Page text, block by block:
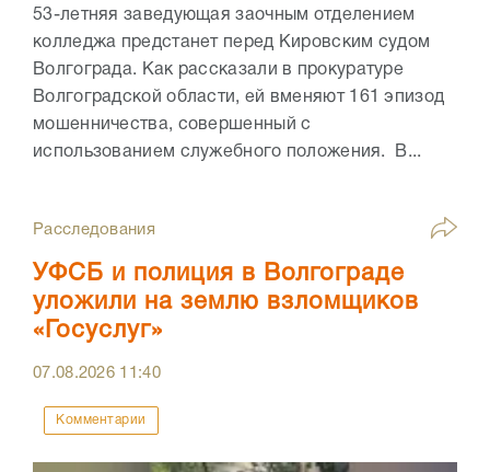
53-летняя заведующая заочным отделением
колледжа предстанет перед Кировским судом
Волгограда. Как рассказали в прокуратуре
Волгоградской области, ей вменяют 161 эпизод
мошенничества, совершенный с
использованием служебного положения. В...
Расследования
УФСБ и полиция в Волгограде
уложили на землю взломщиков
«Госуслуг»
07.08.2026 11:40
Комментарии